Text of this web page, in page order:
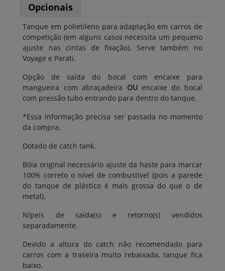
Opcionais
Tanque em polietileno para adaptação em carros de
competição (em alguns casos necessita um pequeno
ajuste nas cintas de fixação). Serve também no
Voyage e Parati.
Opção de saída do bocal com encaixe para
mangueira com abraçadeira OU encaixe do bocal
com pressão tubo entrando para dentro do tanque.
*Essa informação precisa ser passada no momento
da compra.
Dotado de catch tank.
Bóia original necessário ajuste da haste para marcar
100% correto o nível de combustível (pois a parede
do tanque de plástico é mais grossa do que o de
metal).
Nípeis de saída(s) e retorno(s) vendidos
separadamente.
Devido a altura do catch não recomendado para
carros com a traseira muito rebaixada, tanque fica
baixo.